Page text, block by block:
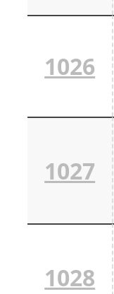
1026
1027
1028